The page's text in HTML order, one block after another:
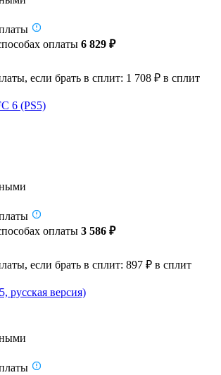
оплаты 6 829 ₽
если брать в сплит: 1 708 ₽ в сплит
6 (PS5)
оплаты 3 586 ₽
если брать в сплит: 897 ₽ в сплит
русская версия)